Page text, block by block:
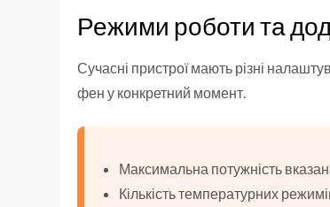
Режими роботи та
Сучасні пристрої мають різні
фен у конкретний момент.
Максимальна потужність
Кількість температурних